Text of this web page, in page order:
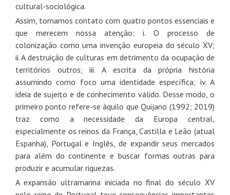
cultural-sociológica.
Assim, tomamos contato com quatro pontos essenciais e
que merecem nossa atenção: i. O processo de
colonização como uma invenção europeia do século XV;
ii. A destruição de culturas em detrimento da ocupação de
territórios outros; iii. A escrita da própria história
assumindo como foco uma identidade específica; iv. A
ideia de sujeito e de conhecimento válido. Desse modo, o
primeiro ponto refere-se àquilo que Quijano (1992; 2019)
traz como a necessidade da Europa central,
especialmente os reinos da França, Castilla e Leão (atual
Espanha), Portugal e Inglês, de expandir seus mercados
para além do continente e buscar formas outras para
produzir e acumular riquezas.
A expansão ultramarina iniciada no final do século XV